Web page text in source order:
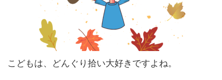
こどもは、どんぐり拾い大好きですよね。